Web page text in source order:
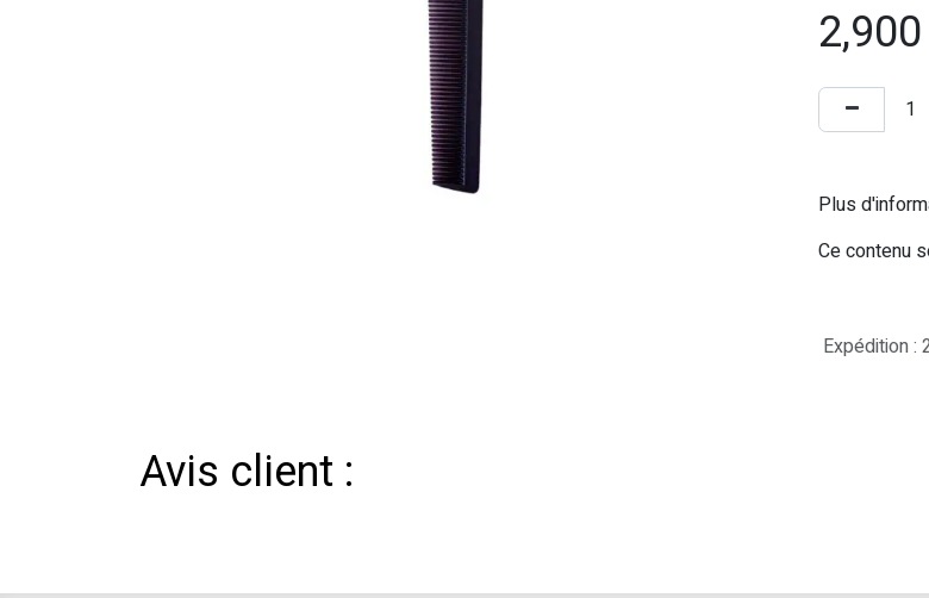
2,900
Plus
Ce contenu
Expédition :
Avis client :